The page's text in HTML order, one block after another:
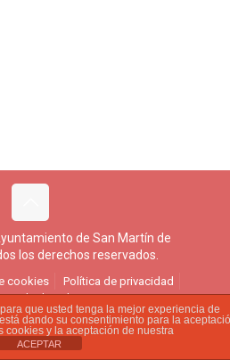
de San Martín de
los derechos reservados.
cookies
Política de privacidad
de derechos
que usted tenga la mejor experiencia de
dando su consentimiento para la
cookies y la aceptación de nuestra
ACEPTAR